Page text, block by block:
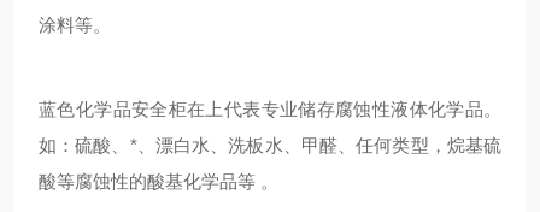
涂料等。
蓝色化学品安全柜在上代表专业储存腐蚀性液体化学品。
如：硫酸、*、漂白水、洗板水、甲醛、任何类型，烷基硫
酸等腐蚀性的酸基化学品等 。